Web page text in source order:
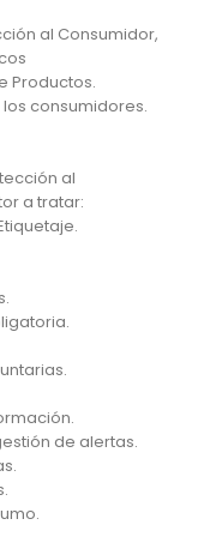
al Consumidor,
Productos.
consumidores.
al
a tratar:
de alertas.